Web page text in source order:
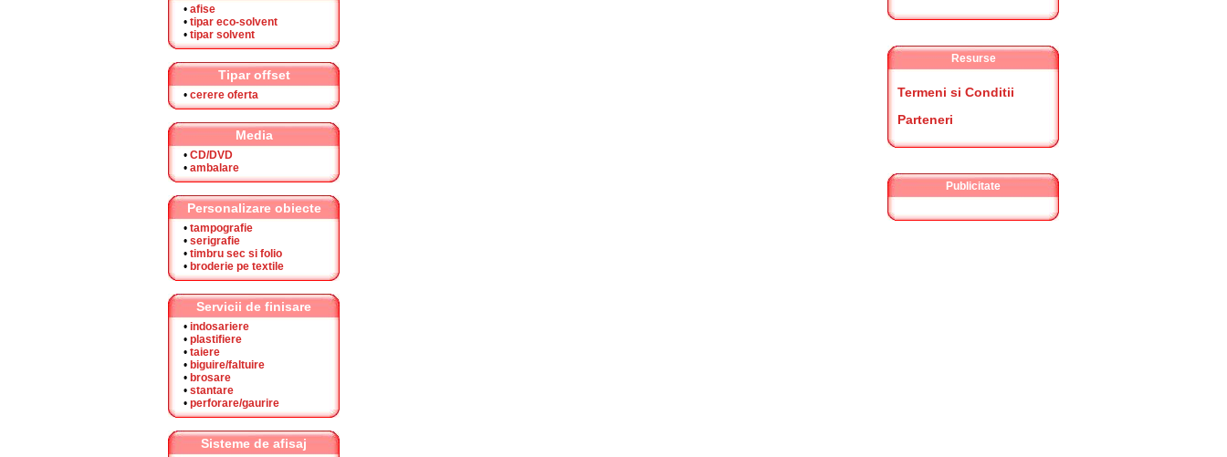
• afise
• tipar eco-solvent
• tipar solvent
Tipar offset
• cerere oferta
Media
• CD/DVD
• ambalare
Personalizare obiecte
• tampografie
• serigrafie
• timbru sec si folio
• broderie pe textile
Servicii de finisare
• indosariere
• plastifiere
• taiere
• biguire/faltuire
• brosare
• stantare
• perforare/gaurire
Sisteme de afisaj
Resurse
Termeni si Conditii
Parteneri
Publicitate